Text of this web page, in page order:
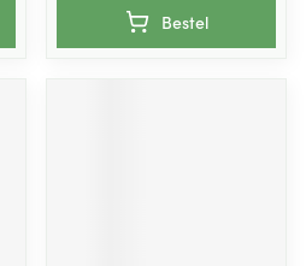
Bestel